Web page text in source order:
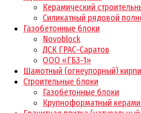
Керамический
Силикатный рядовой
Газобетонные блоки
Novoblock
ДСК ГРАС-Саратов
ООО «ГБЗ-1»
Шамотный (огнеупорный)
Строительные блоки
Газобетонные блоки
Крупноформатный